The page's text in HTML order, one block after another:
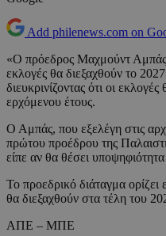
Add philenews.com on
«Ο πρόεδρος Μαχμούντ Αμπάς
εκλογές θα διεξαχθούν το
διευκρινίζοντας ότι οι
ερχόμενου έτους.
Ο Αμπάς, που εξελέγη στις
πρώτου προέδρου της
είπε αν θα θέσει
Το προεδρικό διάταγμα ορίζει
θα διεξαχθούν στα τέλη του
ΑΠΕ – ΜΠΕ